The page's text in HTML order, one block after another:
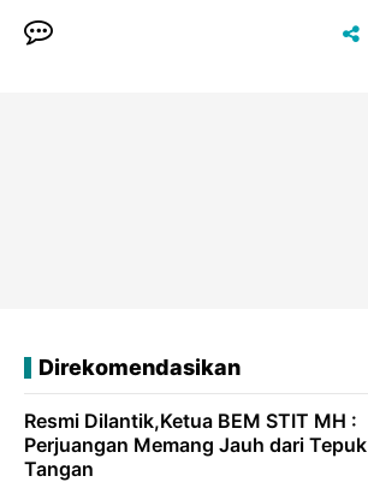
Direkomendasikan
Resmi Dilantik,Ketua BEM STIT MH :
Perjuangan Memang Jauh dari Tepuk
Tangan